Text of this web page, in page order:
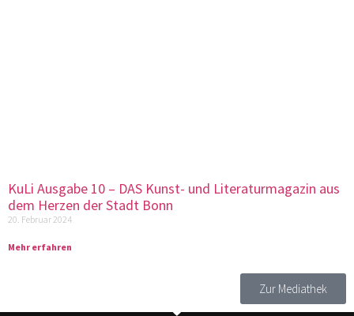
KuLi Ausgabe 10 – DAS Kunst- und Literaturmagazin aus
dem Herzen der Stadt Bonn
20. Februar 2024
Mehr erfahren
Zur Mediathek